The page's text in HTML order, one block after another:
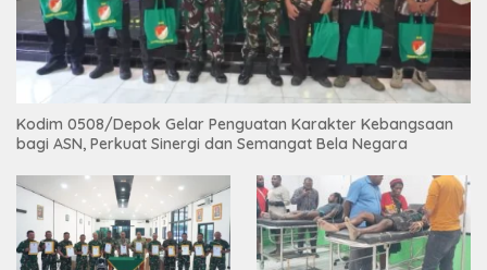
Kodim 0508/Depok Gelar Penguatan Karakter Kebangsaan
bagi ASN, Perkuat Sinergi dan Semangat Bela Negara